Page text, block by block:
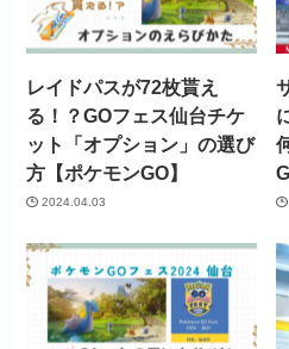
レイドパスが72枚貰え
る！？GOフェス仙台チケ
ット「オプション」の選び
方【ポケモンGO】
2024.04.03